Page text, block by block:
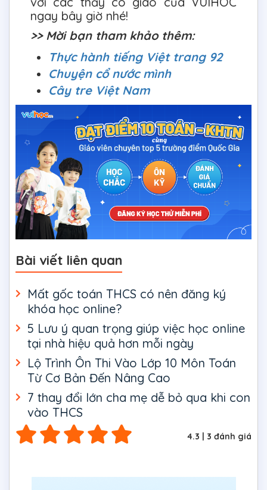
ngay bây giờ nhé!
>> Mời bạn tham khảo thêm:
Thực hành tiếng Việt trang 92
Chuyện cổ nước mình
Cây tre Việt Nam
Bài viết liên quan
Mất gốc toán THCS có nên đăng ký
khóa học online?
5 Lưu ý quan trọng giúp việc học online
tại nhà hiệu quả hơn mỗi ngày
Lộ Trình Ôn Thi Vào Lớp 10 Môn Toán
Từ Cơ Bản Đến Nâng Cao
7 thay đổi lớn cha mẹ dễ bỏ qua khi con
vào THCS
4.3 3 đánh giá